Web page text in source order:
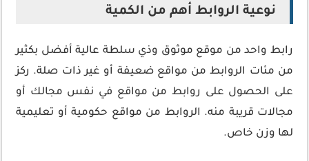
نوعية الروابط أهم من الكمية
رابط واحد من موقع موثوق وذي سلطة عالية أفضل بكثير
من مئات الروابط من مواقع ضعيفة أو غير ذات صلة. ركز
على الحصول على روابط من مواقع في نفس مجالك أو
مجالات قريبة منه. الروابط من مواقع حكومية أو تعليمية
لها وزن خاص.